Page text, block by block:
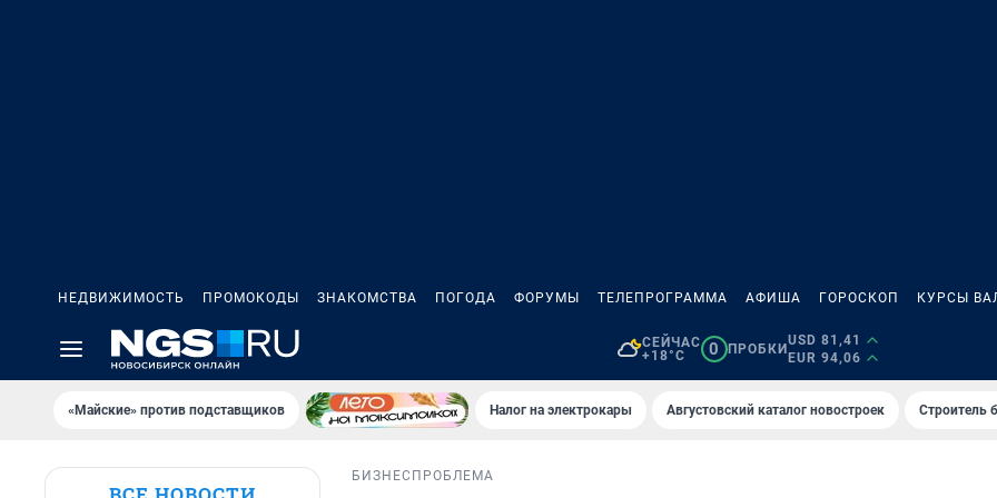
НЕДВИЖИМОСТЬ ПРОМОКОДЫ ЗНАКОМСТВА ПОГОДА ФОРУМЫ ТЕЛЕПРОГРАММА АФИША ГОРОСКОП КУРСЫ
СЕЙЧАС
+18°C
0 ПРОБКИ
USD 81,41
EUR 94,06
«Майские» против подставщиков Налог на электрокары Августовский каталог новостроек Строитель
БИЗНЕС ПРОБЛЕМА